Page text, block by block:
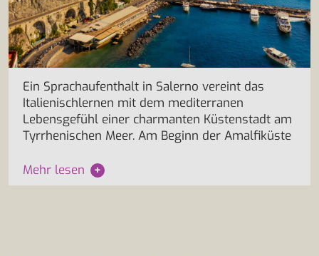
Ein Sprachaufenthalt in Salerno vereint das
Italienischlernen mit dem mediterranen
Lebensgefühl einer charmanten Küstenstadt am
Tyrrhenischen Meer. Am Beginn der Amalfiküste
Mehr lesen +